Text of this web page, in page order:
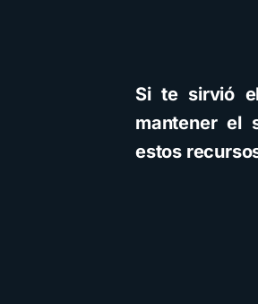
Si te sirvió
mantener el
estos